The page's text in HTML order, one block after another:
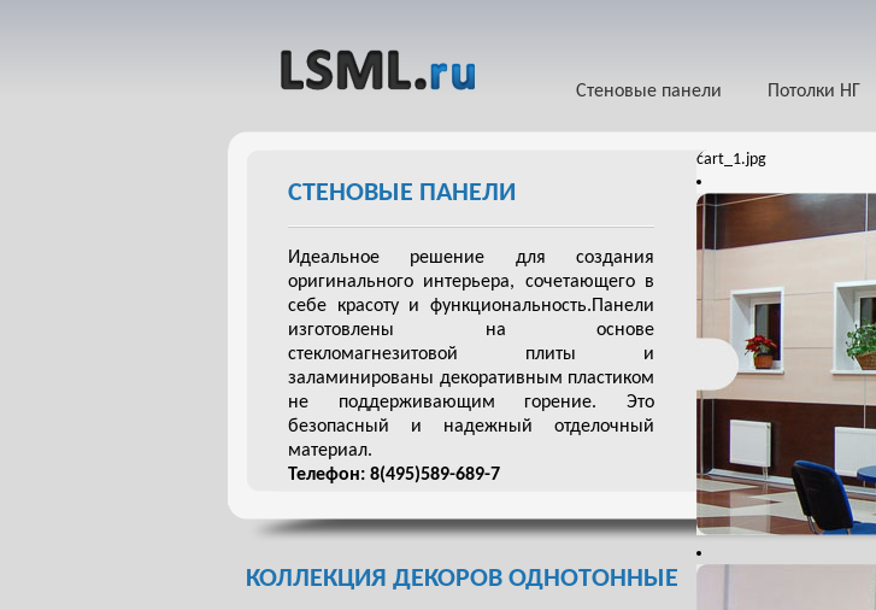
Стеновые панели Потолки НГ
СТЕНОВЫЕ ПАНЕЛИ
Идеальное решение для создания
оригинального интерьера, сочетающего в
себе красоту и функциональность.Панели
изготовлены на основе
стекломагнезитовой плиты и
заламинированы декоративным пластиком
не поддерживающим горение. Это
безопасный и надежный отделочный
материал.
Телефон: 8(495)589-689-7
cart_1.jpg
КОЛЛЕКЦИЯ ДЕКОРОВ ОДНОТОННЫЕ